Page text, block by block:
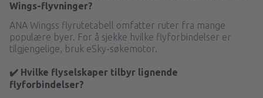
Wings-flyvninger?
ANA Wingss flyrutetabell omfatter ruter fra mange
populære byer. For å sjekke hvilke flyforbindelser er
tilgjengelige, bruk eSky-søkemotor.
✔️ Hvilke flyselskaper tilbyr lignende
flyforbindelser?